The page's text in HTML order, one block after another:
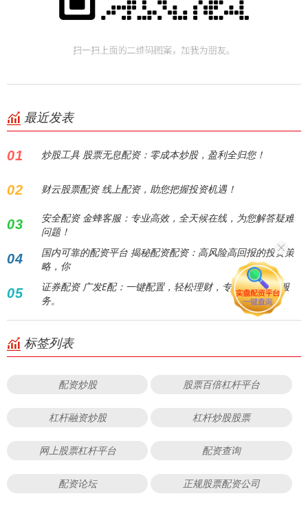
最近发表
01 炒股工具 股票无息配资：零成本炒股，盈利全归您！
02 财云股票配资 线上配资，助您把握投资机遇！
03
安全配资 金蜂客服：专业高效，全天候在线，为您解答疑难
问题！
04
国内可靠的配资平台 揭秘配资配资：高风险高回报的投资策
略，你
05
证券配资 广发E配：一键配置，轻松理财，专业资产配置服
务。
标签列表
配资炒股 股票百倍杠杆平台
杠杆融资炒股 杠杆炒股股票
网上股票杠杆平台 配资查询
配资论坛 正规股票配资公司